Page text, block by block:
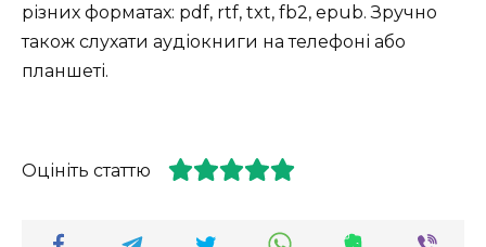
різних форматах: pdf, rtf, txt, fb2, epub. Зручно
також слухати аудіокниги на телефоні або
планшеті.
Оцініть статтю